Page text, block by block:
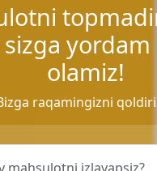
sizga yordam
olamiz!
raqamingizni